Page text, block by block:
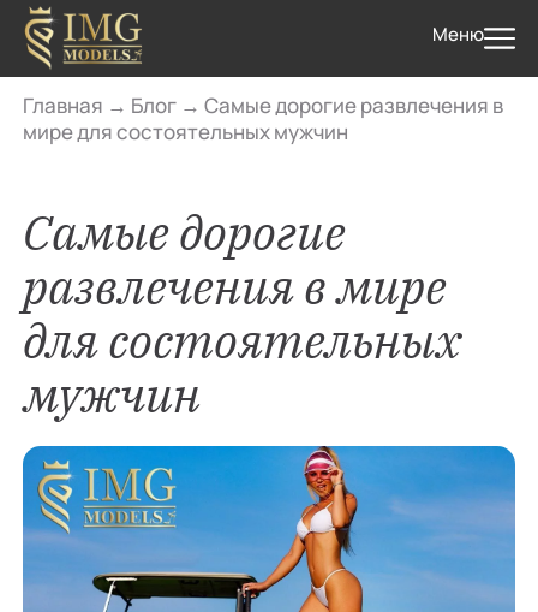
Меню
Главная → Блог → Самые дорогие развлечения в
мире для состоятельных мужчин
Самые дорогие
развлечения в мире
для состоятельных
мужчин